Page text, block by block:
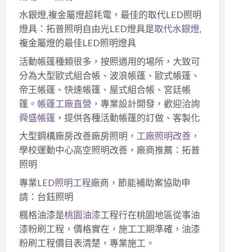
水銀燈,複金屬燈超耗電，最佳的取代LED照明
燈具：拓普照明自由光LED燈具是取代水銀燈,
複金屬燈的最佳LED照明燈具
活動帳篷種類很多，按照適用的場所，大致可
分為大型歐式組合帳、波浪帳篷、歐式帳篷、
帝王帳篷、快速帳篷、屋式組合帳、宮廷帳
篷。 帳篷工廠直營 ，專業設計開發，歡迎洽詢
舜盛帳篷，提供各種活動帳篷的訂做、客製化
大型鋼構廠房改善廠房照明， 工廠照明改善，
學校運動中心高空照明改善，廠商推薦：拓普
照明
專業LED照明工程廠商，節能補助案協助申
請：台鈺照明
楓格油漆是桃園油漆工程行在桃園地區從事油
漆粉刷工程，價格實在，施工工期準確，油漆
粉刷工程價目表清楚，專業施工。